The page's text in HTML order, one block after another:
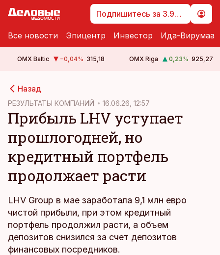
Подпишитесь за 3.99 €
Все новости Эпицентр Инвестор Ида-Вирумаа
OMX Baltic −0,04% 315,18 OMX Riga 0,23% 925,27
Назад
РЕЗУЛЬТАТЫ КОМПАНИЙ 16.06.26, 12:57
Прибыль LHV уступает
прошлогодней, но
кредитный портфель
продолжает расти
LHV Group в мае заработала 9,1 млн евро
чистой прибыли, при этом кредитный
портфель продолжил расти, а объем
депозитов снизился за счет депозитов
финансовых посредников.